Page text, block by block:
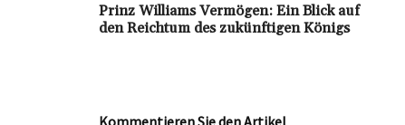
Prinz Williams Vermögen: Ein Blick auf
den Reichtum des zukünftigen Königs
Kommentieren Sie den Artikel